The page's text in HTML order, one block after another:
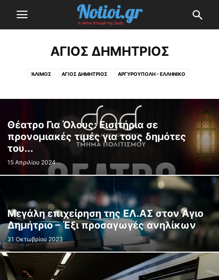
ΆΓΙΟΣ ΔΗΜΉΤΡΙΟΣ
'ΑΛΙΜΟΣ ΆΓΙΟΣ ΔΗΜΉΤΡΙΟΣ ΑΡΓΥΡΟΎΠΟΛΗ - ΕΛΛΗΝΙΚΌ
ΗΛΙΟΎΠΟΛΗ ΚΑΛΛΙΘΈΑ ΝΈΑ ΣΜΎΡΝΗ Π. ΦΆΛΗΡΟ
Θέατρο Για Όλους: Εισιτήρια σε
προνομιακές τιμές για τους δημότες
του...
15 Απριλίου 2024
Μεγάλη επιχείρηση της ΕΛ.ΑΣ στον Άγιο
Δημήτριο – Έξι προσαγωγές ανηλίκων
31 Οκτωβρίου 2023